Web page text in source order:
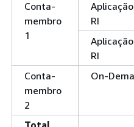
Conta-
membro
1
RI
RI
Conta-
membro
2
On-